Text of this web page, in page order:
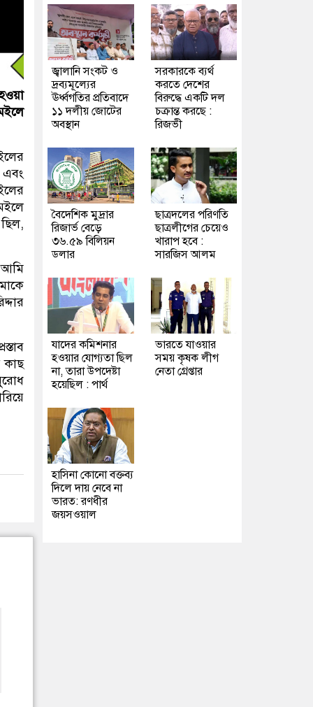
এবং
আমি
কাছ
জ্বালানি সংকট ও
দ্রব্যমূল্যের
ঊর্ধ্বগতির প্রতিবাদে
১১ দলীয় জোটের
অবস্থান
সরকারকে ব্যর্থ
করতে দেশের
বিরুদ্ধে একটি দল
চক্রান্ত করছে :
রিজভী
বৈদেশিক মুদ্রার
রিজার্ভ বেড়ে
৩৬.৫৯ বিলিয়ন
ডলার
ছাত্রদলের পরিণতি
ছাত্রলীগের চেয়েও
খারাপ হবে :
সারজিস আলম
যাদের কমিশনার
হওয়ার যোগ্যতা ছিল
না, তারা উপদেষ্টা
হয়েছিল : পার্থ
ভারতে যাওয়ার
সময় কৃষক লীগ
নেতা গ্রেপ্তার
হাসিনা কোনো বক্তব্য
দিলে দায় নেবে না
ভারত: রণধীর
জয়সওয়াল